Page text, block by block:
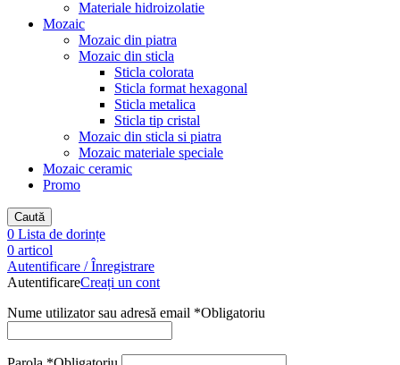
Materiale hidroizolatie
Mozaic
Mozaic din piatra
Mozaic din sticla
Sticla colorata
Sticla format hexagonal
Sticla metalica
Sticla tip cristal
Mozaic din sticla si piatra
Mozaic materiale speciale
Mozaic ceramic
Promo
Caută
0 Lista de dorințe
0 articol
Autentificare / Înregistrare
AutentificareCreați un cont
Nume utilizator sau adresă email *Obligatoriu